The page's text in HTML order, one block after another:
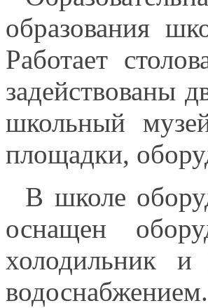
образования
Работает
задействованы
школьный
площадки,
В школе
оснащен
холодильник
водоснабжением.